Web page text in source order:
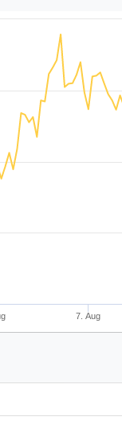
7. Aug